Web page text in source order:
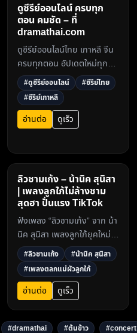
ดูซีรีย์ออนไลน์ ครบทุก
ตอน คมชัด – ที่
dramathai.com
ดูซีรีย์ออนไลน์ไทย เกาหลี จีน
ครบทุกตอน อัปเดตใหม่ทุกวัน
ดูฟรีไม่มีโฆษณาคั่น ภาพคม
ชัดระดับ Full HD ที่
dramathai.com3
#ดูซีรีย์ออนไลน์
#ซีรีย์ไทย
#ซีรีย์เกาหลี
อ่านต่อ ดูเร็ว
ลิวชามเก้ง – น้านิค สุนิสา
| เพลงลูกใภ้ไม่ล้างชาม
สุดฮา ปั่นแรง TikTok
ฟังเพลง “ลิวชามเก้ง” จาก น้า
นิค สุนิสา เพลงลูกใภ้ยุคใหม่
สวยอย่างเดียวไม่ล้างชาม ฮา
สุดปั่น กลายเป็นไวรัลบน
TikTok และ YouTube ห้าม
พลาด!3
#ลิวชามเก้ง
#น้านิค สุนิสา
#เพลงตลกแม่ผัวลูกใภ้
อ่านต่อ ดูเร็ว
#dramathai #ต้นข้าว #concert